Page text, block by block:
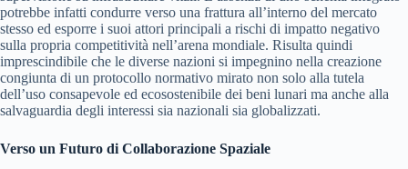
potrebbe infatti condurre verso una frattura all’interno del mercato
stesso ed esporre i suoi attori principali a rischi di impatto negativo
sulla propria competitività nell’arena mondiale. Risulta quindi
imprescindibile che le diverse nazioni si impegnino nella creazione
congiunta di un protocollo normativo mirato non solo alla tutela
dell’uso consapevole ed ecosostenibile dei beni lunari ma anche alla
salvaguardia degli interessi sia nazionali sia globalizzati.
Verso un Futuro di Collaborazione Spaziale